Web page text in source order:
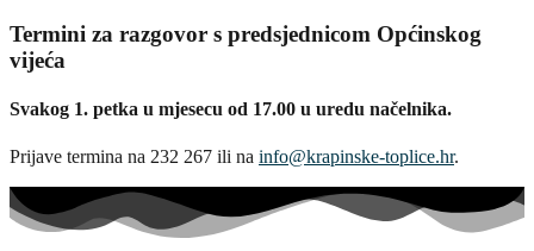
Termini za razgovor s predsjednicom Općinskog
vijeća
Svakog 1. petka u mjesecu od 17.00 u uredu načelnika.
Prijave termina na 232 267 ili na info@krapinske-toplice.hr.